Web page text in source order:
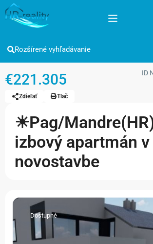
Rozšírené vyhľadávanie
ID
€221.305
Zdieľať Tlač
☀Pag/
izbový apartmán v
novostavbe
Dostupné